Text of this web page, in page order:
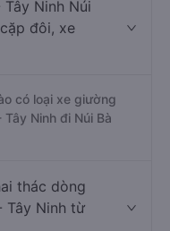
Ninh Núi
đôi, xe
có loại xe giường
Ninh đi Núi Bà
thác dòng
Tây Ninh từ